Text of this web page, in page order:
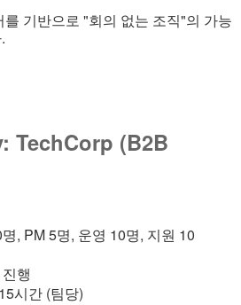
기반으로 "회의 없는 조직"의 가능
TechCorp (B2B
, PM 5명, 운영 10명, 지원 10
행
시간 (팀당)